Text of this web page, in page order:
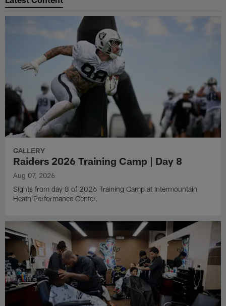
GALLERY
Raiders 2026 Training Camp | Day 8
Aug 07, 2026
Sights from day 8 of 2026 Training Camp at Intermountain
Heath Performance Center.